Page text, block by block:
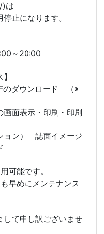
)は
止になります。
～20:00
のダウンロード （※
面表示・印刷・印刷
ョン） 誌面イメージ
可能です。
早めにメンテナンス
して申し訳ございませ